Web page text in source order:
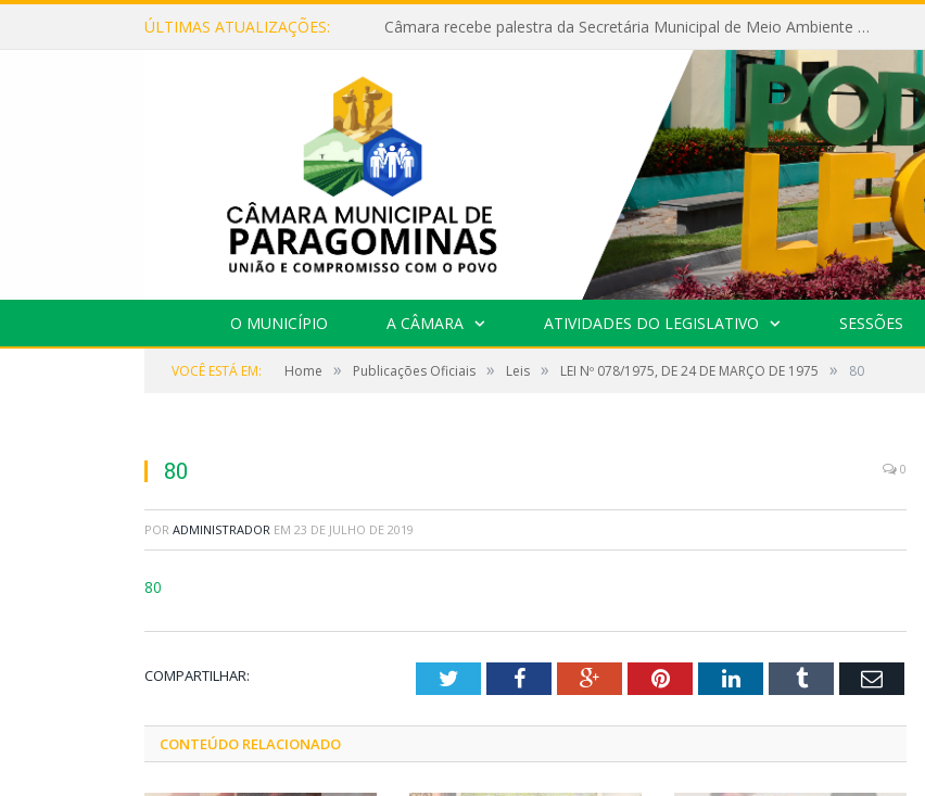
ÚLTIMAS ATUALIZAÇÕES: Câmara recebe palestra da Secretária Municipal de Meio Ambiente sobre as ações da “SEMANA DO MEIO AMBIENTE”
O MUNICÍPIO A CÂMARA ATIVIDADES DO LEGISLATIVO SESSÕES
VOCÊ ESTÁ EM: Home » Publicações Oficiais » Leis » LEI Nº 078/1975, DE 24 DE MARÇO DE 1975 » 80
80 0
POR ADMINISTRADOR EM 23 DE JULHO DE 2019
80
COMPARTILHAR: TwitterFacebookGoogle+PinterestLinkedInTumblr Email
CONTEÚDO RELACIONADO